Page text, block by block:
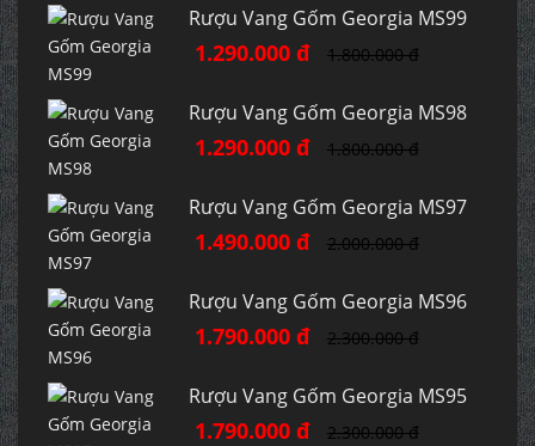
Rượu Vang Gốm Georgia MS99
1.290.000 đ 1.800.000 đ
Rượu Vang Gốm Georgia MS98
1.290.000 đ 1.800.000 đ
Rượu Vang Gốm Georgia MS97
1.490.000 đ 2.000.000 đ
Rượu Vang Gốm Georgia MS96
1.790.000 đ 2.300.000 đ
Rượu Vang Gốm Georgia MS95
1.790.000 đ 2.300.000 đ